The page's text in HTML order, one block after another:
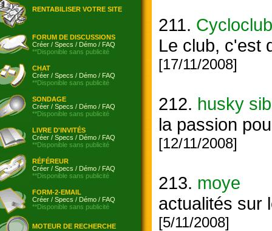
RENTABILISER VOTRE SITE
FORUM DE DISCUSSIONS
Créer / Specs / Démo / FAQ
**Disponible sans publicité
CHAT
Créer / Specs / Démo / FAQ
**Disponible sans publicité
SONDAGE
Créer / Specs / Démo / FAQ
**Disponible sans publicité
LIVRE D'INVITÉS
Créer / Specs / Démo / FAQ
**Disponible sans publicité
RÉFÉREUR
Créer / Specs / Démo / FAQ
**Disponible sans publicité
FORM-2-EMAIL
Créer / Specs / Démo / FAQ
**Disponible sans publicité
MOTEUR DE RECHERCHE
211.
Le club, c'est
[17/11/2008]
212. husky
la passion
[12/11/2008]
213. moye
actualités sur
[5/11/2008]